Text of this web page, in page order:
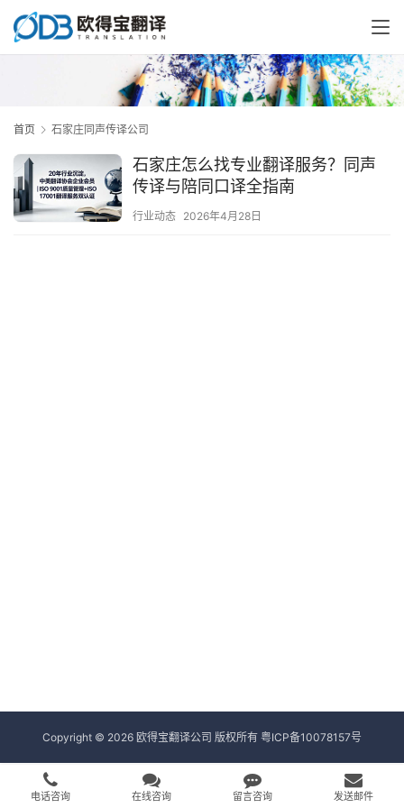
首页 石家庄同声传译公司
石家庄怎么找专业翻译服务？同声
传译与陪同口译全指南
行业动态 2026年4月28日
Copyright © 2026 欧得宝翻译公司 版权所有 粤ICP备10078157号
电话咨询 在线咨询 留言咨询 发送邮件